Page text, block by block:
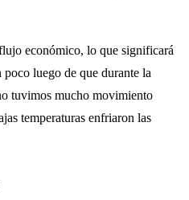
económico, lo que significará
luego de que durante la
tuvimos mucho movimiento
temperaturas enfriaron las